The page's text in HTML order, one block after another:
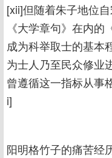
[xii]但随着朱子地位
《大学章句》在内
成为科举取士的基本
为士人乃至民众修业
曾遵循这一指标从事
i]
阳明格竹子的痛苦经